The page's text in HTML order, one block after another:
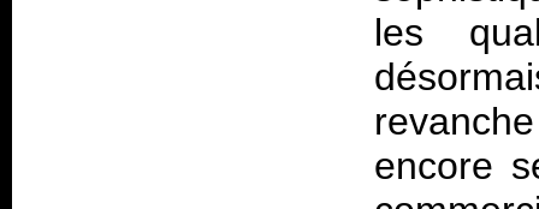
les
encore